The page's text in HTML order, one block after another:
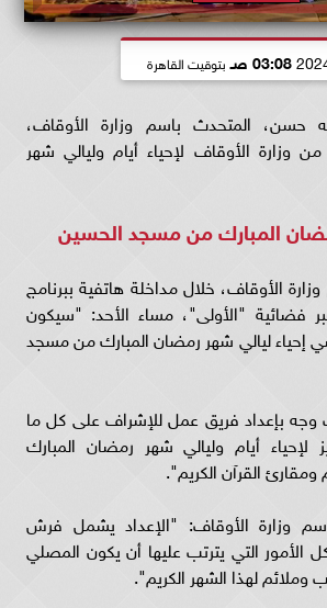
03:08 صـ بتوقيت القاهرة
حسن، المتحدث باسم وزارة الأوقاف،
وزارة الأوقاف لإحياء أيام وليالي شهر
المبارك من مسجد الحسين
الأوقاف، خلال مداخلة هاتفية ببرنامج
فضائية "الأولى"، مساء الأحد: "سيكون
إحياء ليالي شهر رمضان المبارك من مسجد
وجه بإعداد فريق عمل للإشراف على كل ما
لإحياء أيام وليالي شهر رمضان المبارك
القرآن الكريم".
وزارة الأوقاف: "الإعداد يشمل فرش
الأمور التي يترتب عليها أن يكون المصلي
لهذا الشهر الكريم".